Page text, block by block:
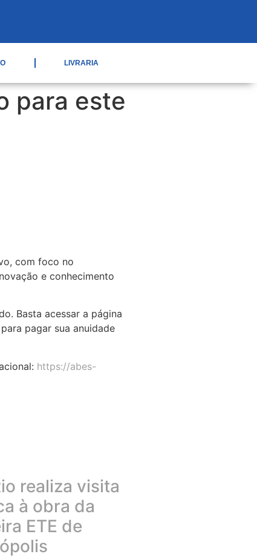
LIVRARIA
para este
com foco no
e conhecimento
Basta acessar a página
pagar sua anuidade
https://abes-
realiza visita
à obra da
ETE de